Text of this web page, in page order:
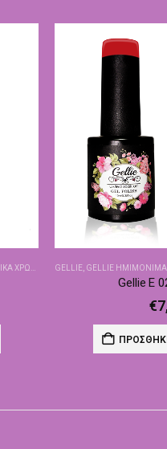
GELLIE, GELLIE ΗΜΙΜΌΝΙΜΑ
Gellie E
€